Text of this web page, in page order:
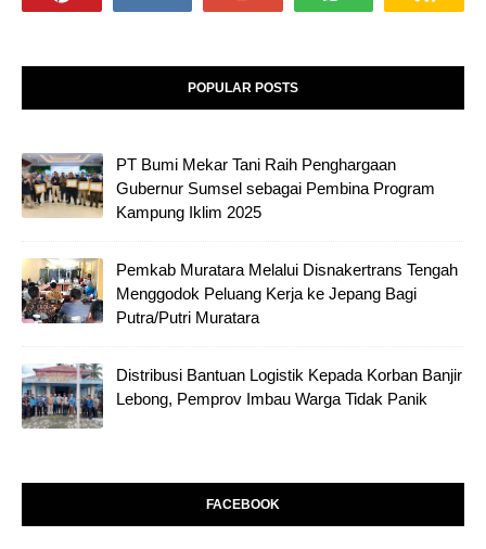
POPULAR POSTS
PT Bumi Mekar Tani Raih Penghargaan
Gubernur Sumsel sebagai Pembina Program
Kampung Iklim 2025
Pemkab Muratara Melalui Disnakertrans Tengah
Menggodok Peluang Kerja ke Jepang Bagi
Putra/Putri Muratara
Distribusi Bantuan Logistik Kepada Korban Banjir
Lebong, Pemprov Imbau Warga Tidak Panik
FACEBOOK